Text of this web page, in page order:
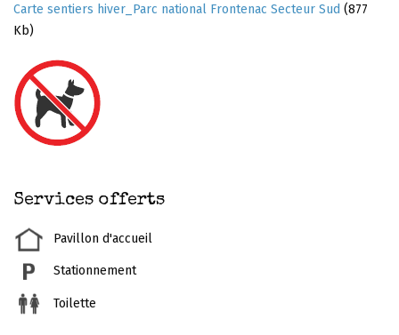
Carte sentiers hiver_Parc national Frontenac Secteur Sud (877
Kb)
Services offerts
Pavillon d'accueil
Stationnement
Toilette